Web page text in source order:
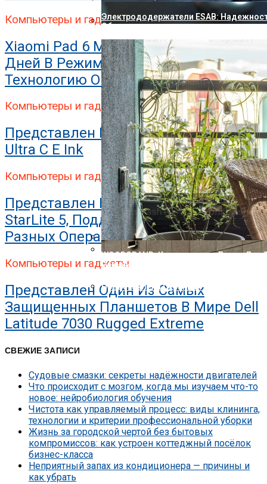
Представлен Двухэкранный Планшет
Nokia Совершила Первый В Мире
Представлена Охранная Камера
Электрододержатели ESAB:
Оборудования
WOODGRAND: Композитные Доски
Решение С Ресурсом На Десятилетия
Компьютеры и гаджеты
Xiaomi Pad 6 Может Работать До 49,9
Дней В Режиме Ожидания. Какую
Технологию Он Использует?
Компьютеры и гаджеты
Представлен Планшет Onyx Boox Tab
Ultra C E Ink
Компьютеры и гаджеты
Представлен Планшет StarLabs
StarLite 5, Поддерживающий 7
Разных Операционных Систем
Компьютеры и гаджеты
Представлен Один Из Самых
Защищенных Планшетов В Мире Dell
Latitude 7030 Rugged Extreme
СВЕЖИЕ ЗАПИСИ
Судовые смазки: секреты надёжности двигателей
Что происходит с мозгом, когда мы изучаем что-то
новое: нейробиология обучения
Чистота как управляемый процесс: виды клининга,
технологии и критерии профессиональной уборки
Жизнь за городской чертой без бытовых
компромиссов: как устроен коттеджный посёлок
бизнес-класса
Неприятный запах из кондиционера — причины и
как убрать